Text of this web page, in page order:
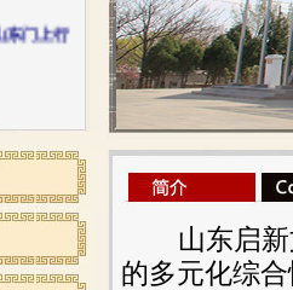
山东启
的多元化综